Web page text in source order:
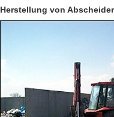
Herstellung von